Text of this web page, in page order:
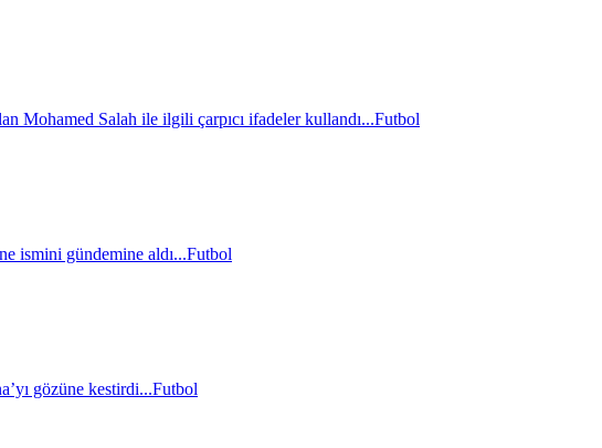
Mohamed Salah ile ilgili çarpıcı ifadeler kullandı...Futbol
ismini gündemine aldı...Futbol
gözüne kestirdi...Futbol